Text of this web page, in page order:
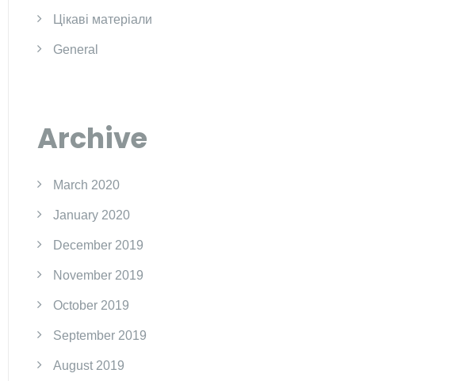
Цікаві матеріали
General
Archive
March 2020
January 2020
December 2019
November 2019
October 2019
September 2019
August 2019